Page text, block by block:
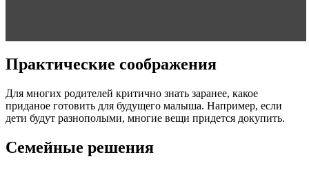
Практические соображения
Для многих родителей критично знать заранее, какое
приданое готовить для будущего малыша. Например, если
дети будут разнополыми, многие вещи придется докупить.
Семейные решения